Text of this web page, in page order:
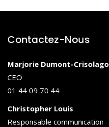
Contactez-Nous
Marjorie Dumont-Crisolago
CEO
01 44 09 70 44
Christopher Louis
Responsable communication